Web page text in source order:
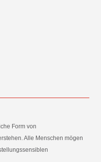
Form von
Alle Menschen mögen